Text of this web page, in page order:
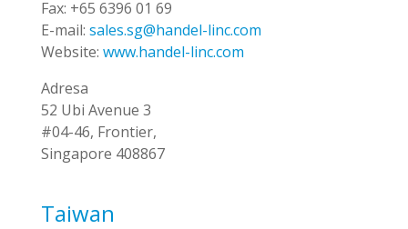
Fax: +65 6396 01 69
E-mail: sales.sg@handel-linc.com
Website: www.handel-linc.com
Adresa
52 Ubi Avenue 3
#04-46, Frontier,
Singapore 408867
Taiwan